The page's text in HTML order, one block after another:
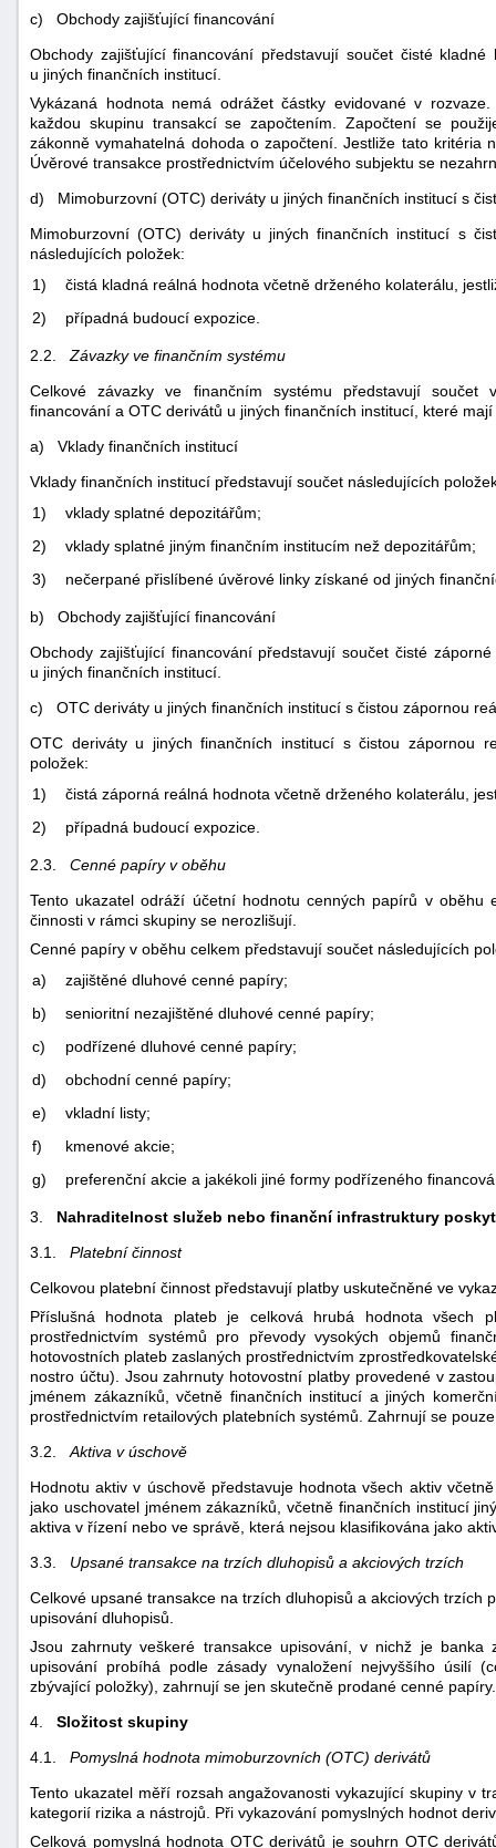
c) Obchody zajišťující financování
Obchody zajišťující financování představují součet čisté
u jiných finančních institucí.
Vykázaná hodnota nemá odrážet částky evidované v
každou skupinu transakcí se započtením. Započtení se
zákonně vymahatelná dohoda o započtení. Jestliže tato kritéria
Úvěrové transakce prostřednictvím účelového subjektu se
d) Mimoburzovní (OTC) deriváty u jiných finančních institucí s
Mimoburzovní (OTC) deriváty u jiných finančních institucí s
následujících položek:
1)
čistá kladná reálná hodnota včetně drženého kolaterálu,
2)
případná budoucí expozice.
2.2. Závazky ve finančním systému
Celkové závazky ve finančním systému představují součet
financování a OTC derivátů u jiných finančních institucí, které
a) Vklady finančních institucí
Vklady finančních institucí představují součet následujících
1)
vklady splatné depozitářům;
2)
vklady splatné jiným finančním institucím než depozitářům;
3)
nečerpané přislíbené úvěrové linky získané od jiných
b) Obchody zajišťující financování
Obchody zajišťující financování představují součet čisté
u jiných finančních institucí.
c) OTC deriváty u jiných finančních institucí s čistou zápornou
OTC deriváty u jiných finančních institucí s čistou zápornou
položek:
1)
čistá záporná reálná hodnota včetně drženého kolaterálu,
2)
případná budoucí expozice.
2.3. Cenné papíry v oběhu
Tento ukazatel odráží účetní hodnotu cenných papírů v oběhu
činnosti v rámci skupiny se nerozlišují.
Cenné papíry v oběhu celkem představují součet následujících
a)
zajištěné dluhové cenné papíry;
b)
senioritní nezajištěné dluhové cenné papíry;
c)
podřízené dluhové cenné papíry;
d)
obchodní cenné papíry;
e)
vkladní listy;
f)
kmenové akcie;
g)
preferenční akcie a jakékoli jiné formy podřízeného
3. Nahraditelnost služeb nebo finanční infrastruktury
3.1. Platební činnost
Celkovou platební činnost představují platby uskutečněné ve
Příslušná hodnota plateb je celková hrubá hodnota všech
prostřednictvím systémů pro převody vysokých objemů
hotovostních plateb zaslaných prostřednictvím
nostro účtu). Jsou zahrnuty hotovostní platby provedené v
jménem zákazníků, včetně finančních institucí a jiných
prostřednictvím retailových platebních systémů. Zahrnují se
3.2. Aktiva v úschově
Hodnotu aktiv v úschově představuje hodnota všech aktiv
jako uschovatel jménem zákazníků, včetně finančních institucí
aktiva v řízení nebo ve správě, která nejsou klasifikována jako
3.3. Upsané transakce na trzích dluhopisů a akciových trzích
Celkové upsané transakce na trzích dluhopisů a akciových trzích
upisování dluhopisů.
Jsou zahrnuty veškeré transakce upisování, v nichž je banka
upisování probíhá podle zásady vynaložení nejvyššího úsilí
zbývající položky), zahrnují se jen skutečně prodané cenné papíry.
4. Složitost skupiny
4.1. Pomyslná hodnota mimoburzovních (OTC) derivátů
Tento ukazatel měří rozsah angažovanosti vykazující skupiny v
kategorií rizika a nástrojů. Při vykazování pomyslných hodnot
Celková pomyslná hodnota OTC derivátů je souhrn OTC